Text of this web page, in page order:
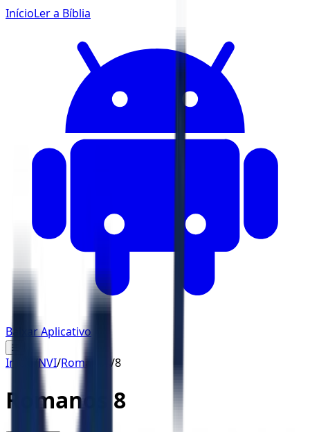
InícioLer a Bíblia
Baixar Aplicativo
☰
Início NVI/Romanos /8
Romanos 8